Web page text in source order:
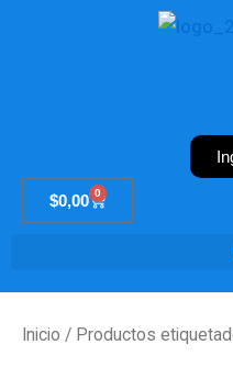
$0,00 0
Cart
Inicio / Productos